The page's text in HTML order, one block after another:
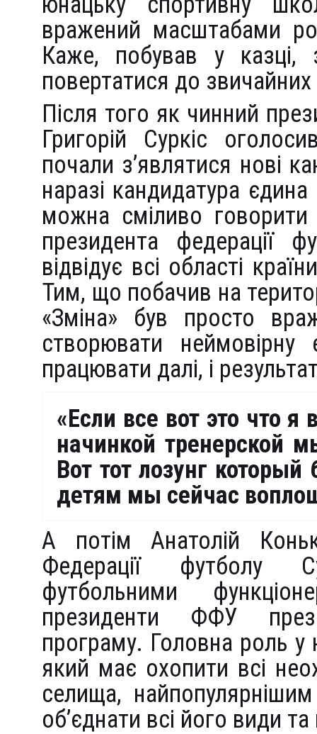
вражений масштабами
Каже, побував у казці,
повертатися до
Після того як чинний
Григорій Суркіс
почали з’являтися нові
наразі кандидатура
можна сміливо
президента федерації
відвідує всі області
Тим, що побачив на
«Зміна» був просто
створювати
працювати далі, і
«Если все вот это что
начинкой тренерской
Вот тот лозунг
детям мы сейчас
А потім Анатолій
Федерації футболу
футбольними
президенти ФФУ
програму. Головна роль у
який має охопити всі
селища,
об’єднати всі його види